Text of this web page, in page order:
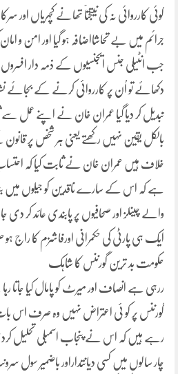
کوئی کارروائی نہ کی نیتجتاََ تھانے کچہریاں
جرائم میں بے تحاشااضافہ ہو گیا اور امن و امان
جب انٹیلی جنس ایجنسیوں کے ذمہ دار
دکھائے تو اُن پر کارروائی کرنے کے بجائے
تبدیل کر دیا گیا عمران خان نے اپنے عمل سے
بالکل یقین نہیں رکھتے یعنی ہر شخص پر
خلاف ہیں عمران خان نے ثابت کیا کہ
ہے کہ اس کے سارے ناقدین کو جیلوں میں
والے چینلز اور صحافیوں پر پابندی عائد کر
ایک ہی پارٹی کی حکمرانی اورفاشزم کا راج
حکومت بد ترین گورننس کا شاہک
ررہی ہے انصاف اور میرٹ کو پامال کیا جاتا
گورننس پر کو ئی اعتراض نہیں وہ صرف اس بات
رہے ہیں کہ اس نے پنجاب اسمبلی تحلیل
چار سالوں میں کسی دیانتداراور باضمیر سول